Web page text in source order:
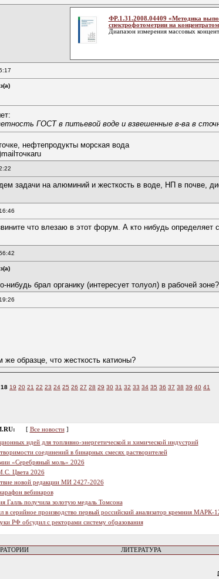
ФР.1.31.2008.04409 «Методика
спектрофотометрии на
Диапазон измерения массовых
ГОСТ в питьевой воде и взвешенные в-ва в
нефтепродукты морская вода
задачи на алюминий и жесткость в воде, НП в почве,
что влезаю в этот форум. А кто нибудь определяет
нибудь брал органику (интересует толуол) в рабочей
же образце, что жесткость катионы?
18 19 20 21 22 23 24 25 26 27 28 29 30 31 32 33 34 35 36 37 38 39 40 41
[ Все новости]
идей для топливно-энергетической и химической индустрий
соединений в бинарных смесях растворителей
«Серебряный моль» 2026
Цвета 2026
новой редакции МИ 2427-2026
вебинаров
Галль получила золотую медаль Томсона
в серийное производство первый российский анализатор кремния МАРК-
РФ обсудил с ректорами систему образования
ЛИТЕРАТУРА